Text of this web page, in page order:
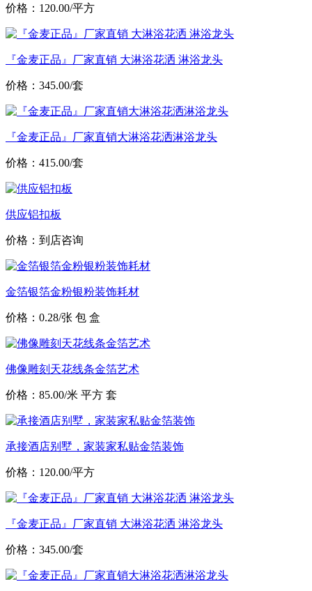
价格：120.00/平方
『金麦正品』厂家直销 大淋浴花洒 淋浴龙头
价格：345.00/套
『金麦正品』厂家直销大淋浴花洒淋浴龙头
价格：415.00/套
供应铝扣板
价格：到店咨询
金箔银箔金粉银粉装饰耗材
价格：0.28/张 包 盒
佛像雕刻天花线条金箔艺术
价格：85.00/米 平方 套
承接酒店别墅，家装家私贴金箔装饰
价格：120.00/平方
『金麦正品』厂家直销 大淋浴花洒 淋浴龙头
价格：345.00/套